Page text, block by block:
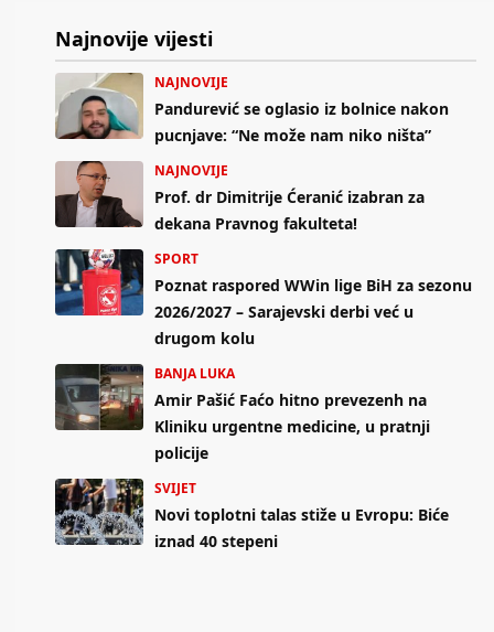
Najnovije vijesti
NAJNOVIJE
Pandurević se oglasio iz bolnice nakon
pucnjave: “Ne može nam niko ništa”
NAJNOVIJE
Prof. dr Dimitrije Ćeranić izabran za
dekana Pravnog fakulteta!
SPORT
Poznat raspored WWin lige BiH za sezonu
2026/2027 – Sarajevski derbi već u
drugom kolu
BANJA LUKA
Amir Pašić Faćo hitno prevezenh na
Kliniku urgentne medicine, u pratnji
policije
SVIJET
Novi toplotni talas stiže u Evropu: Biće
iznad 40 stepeni